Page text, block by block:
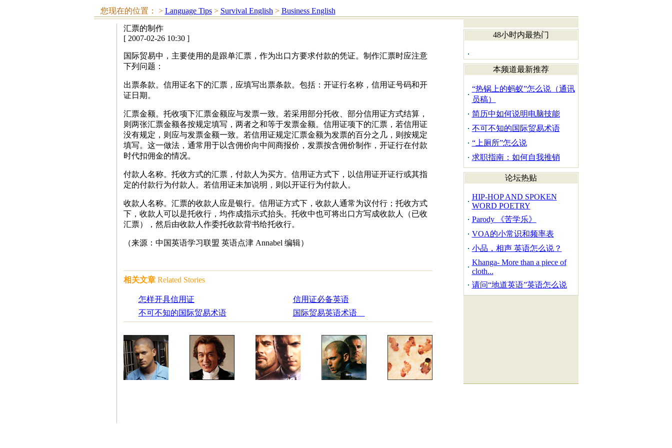
您现在的位置： > Language Tips> Survival English > Business English
汇票的制作
[ 2007-02-26 10:30 ]
国际贸易中，主要使用的是跟单汇票，作为出口方要求付款的凭证。制作汇票时应注意
下列问题：
出票条款。信用证名下的汇票，应填写出票条款。包括：开证行名称，信用证号码和开
证日期。
汇票金额。托收项下汇票金额应与发票一致。若采用部分托收、部分信用证方式结算，
则两张汇票金额各按规定填写，两者之和等于发票金额。信用证项下的汇票，若信用证
没有规定，则应与发票金额一致。若信用证规定汇票金额为发票的百分之几，则按规定
填写。这一做法，通常用于以含佣价向中间商报价，发票按含佣价制作，开证行在付款
时代扣佣金的情况。
付款人名称。托收方式的汇票，付款人为买方。信用证方式下，以信用证开证行或其指
定的付款行为付款人。若信用证未加说明，则以开证行为付款人。
收款人名称。汇票的收款人应是银行。信用证方式下，收款人通常为议付行；托收方式
下，收款人可以是托收行，均作成指示式抬头。托收中也可将出口方写成收款人（已收
汇票），然后由收款人作委托收款背书给托收行。
（来源：中国英语学习联盟 英语点津 Annabel 编辑）
相关文章 Related Stories
怎样开具信用证
信用证必备英语
不可不知的国际贸易术语
国际贸易英语术语
48小时内最热门
本频道最新推荐
“热锅上的蚂蚁”怎么说（通讯
员稿）
简历中如何说明电脑技能
不可不知的国际贸易术语
“上厕所”怎么说
求职指南：如何自我推销
论坛热贴
HIP-HOP AND SPOKEN
WORD POETRY
Parody 《苦学乐》
VOA的小常识和频率表
小品，相声 英语怎么说？
Khanga- More than a piece of
cloth...
请问“地道英语”英语怎么说